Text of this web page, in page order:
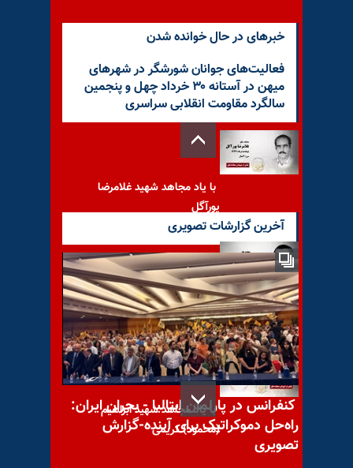
خبرهای در حال خوانده شدن
فعالیت‌های جوانان شورشگر در شهرهای
میهن در آستانه ۳۰ خرداد چهل و پنجمین
سالگرد مقاومت انقلابی سراسری
با یاد مجاهد شهید غلامرضا
پورآگل
با یاد مجاهد شهید احمد
(عبدالله) کلاهدوز
با یاد مجاهد شهید ابراهیم
(محمود) کریمی
آخرین گزارشات تصویری
کنفرانس در پارلمان ایتالیا - بحران ایران:
راه‌حل دموکراتیک برای آینده-گزارش
تصویری